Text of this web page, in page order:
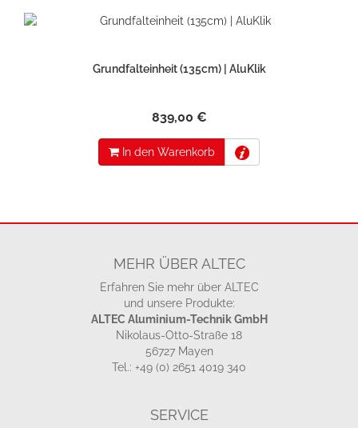
Grundfalteinheit (135cm) | AluKlik
839,00 €
In den Warenkorb
MEHR ÜBER ALTEC
Erfahren Sie mehr über ALTEC
und unsere Produkte:
ALTEC Aluminium-Technik GmbH
Nikolaus-Otto-Straße 18
56727 Mayen
Tel.: +49 (0) 2651 4019 340
SERVICE